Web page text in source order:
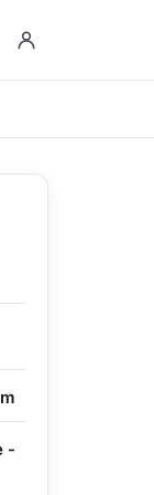
-